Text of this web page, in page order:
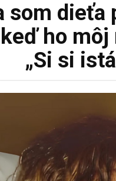
som dieťa
ho
„Si si